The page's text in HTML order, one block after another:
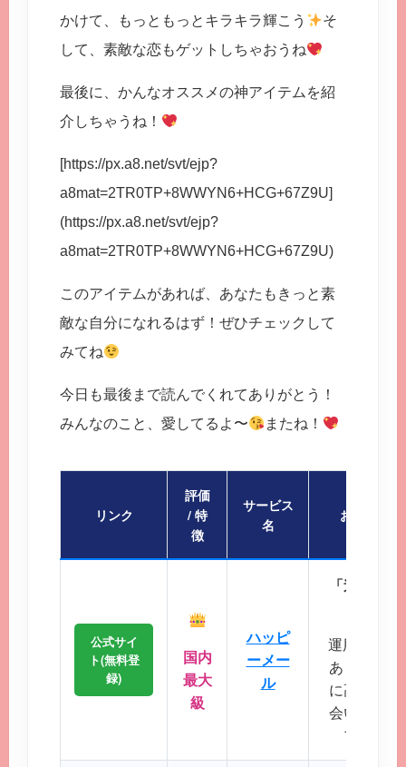
かけて、もっともっとキラキラ輝こう
そ
して、素敵な恋もゲットしちゃおうね
最後に、かんなオススメの神アイテムを紹
介しちゃうね！
[https://px.a8.net/svt/ejp?
a8mat=2TR0TP+8WWYN6+HCG+67Z9U]
(https://px.a8.net/svt/ejp?
a8mat=2TR0TP+8WWYN6+HCG+67Z9U)
このアイテムがあれば、あなたもきっと素
敵な自分になれるはず！ぜひチェックして
みてね
今日も最後まで読んでくれてありがとう！
みんなのこと、愛してるよ〜
またね！
リンク
評価
/ 特
徴
サービス
名
おすすめ
公式サイ
ト(無料登
録)
国内
最大
級
ハッピ
ーメー
ル
「迷った
運用歴20
あり、マ
に高く、
会いが期
プクラ